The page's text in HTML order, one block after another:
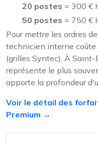
20 postes = 300 €
50 postes = 750 €
Pour mettre les ordres
technicien interne
(grilles Syntec). À
représente le plus
apporte la profondeur
Voir le détail des
Premium →